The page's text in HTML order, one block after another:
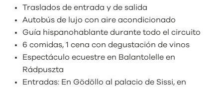
Traslados de entrada y de salida
Autobús de lujo con aire acondicionado
Guía hispanohablante durante todo el circuito
6 comidas, 1 cena con degustación de vinos
Espectáculo ecuestre en Balantolelle en
Rádpuszta
Entradas: En Gödöllo al palacio de Sissi, en